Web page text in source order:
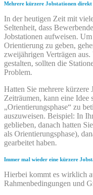
Mehrere kürzere Jobstationen direkt
In der heutigen Zeit mit
Seltenheit, dass
Jobstationen aufweisen.
Orientierung zu geben,
zweijährigen Verträgen aus.
gestalten, sollten die
Problem.
Hatten Sie mehrere kürzere
Zeiträumen, kann eine Idee
„Orientierungsphase“ zu
auszuweisen. Beispiel: In
geblieben, danach hatten
als Orientierungsphase),
gearbeitet haben.
Immer mal wieder eine kürzere
Hierbei kommt es wirklich
Rahmenbedingungen und